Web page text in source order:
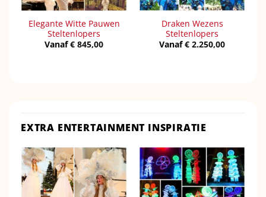
Elegante Witte Pauwen
Steltenlopers
Vanaf€ 845,00
Draken Wezens
Steltenlopers
Vanaf€ 2.250,00
EXTRA ENTERTAINMENT INSPIRATIE